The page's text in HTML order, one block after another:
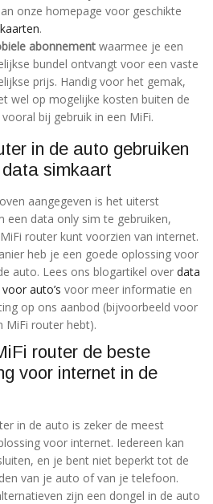
onze homepage voor geschikte
.
abonnement waarmee je een
bundel ontvangt voor een vaste
prijs. Handig voor het gemak,
wel op mogelijke kosten buiten de
bij gebruik in een MiFi.
in de auto gebruiken
simkaart
aangegeven is het uiterst
een data only sim te gebruiken,
router kunt voorzien van internet.
heb je een goede oplossing voor
auto. Lees ons blogartikel over data
auto’s voor meer informatie en
op ons aanbod (bijvoorbeeld voor
MiFi router hebt).
router de beste
voor internet in de
in de auto is zeker de meest
voor internet. Iedereen kan
en je bent niet beperkt tot de
van je auto of van je telefoon.
zijn een dongel in de auto